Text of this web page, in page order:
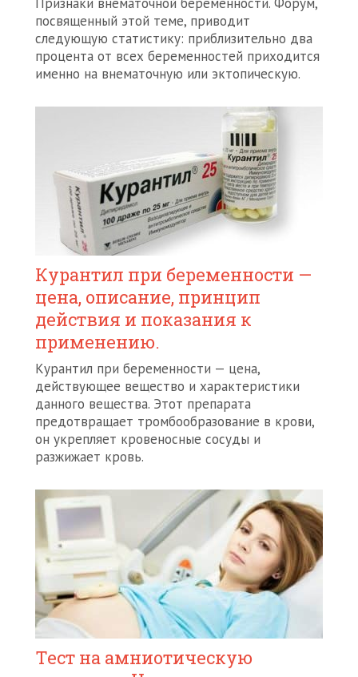
посвященный этой теме, приводит
следующую статистику: приблизительно два
процента от всех беременностей приходится
именно на внематочную или эктопическую.
Курантил при беременности —
цена, описание, принцип
действия и показания к
применению.
Курантил при беременности — цена,
действующее вещество и характеристики
данного вещества. Этот препарата
предотвращает тромбообразование в крови,
он укрепляет кровеносные сосуды и
разжижает кровь.
Тест на амниотическую